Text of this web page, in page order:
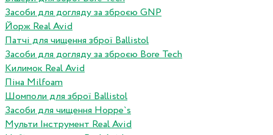
Засоби для догляду за зброєю GNP
Йорж Real Avid
Патчі для чищення зброї Ballistol
Засоби для догляду за зброєю Bore Tech
Килимок Real Avid
Піна Milfoam
Шомполи для зброї Ballistol
Засоби для чищення Hoppe`s
Мульти Інструмент Real Avid